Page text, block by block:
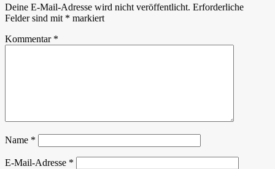
Deine E-Mail-Adresse wird nicht veröffentlicht. Erforderliche
Felder sind mit * markiert
Kommentar *
Name *
E-Mail-Adresse *